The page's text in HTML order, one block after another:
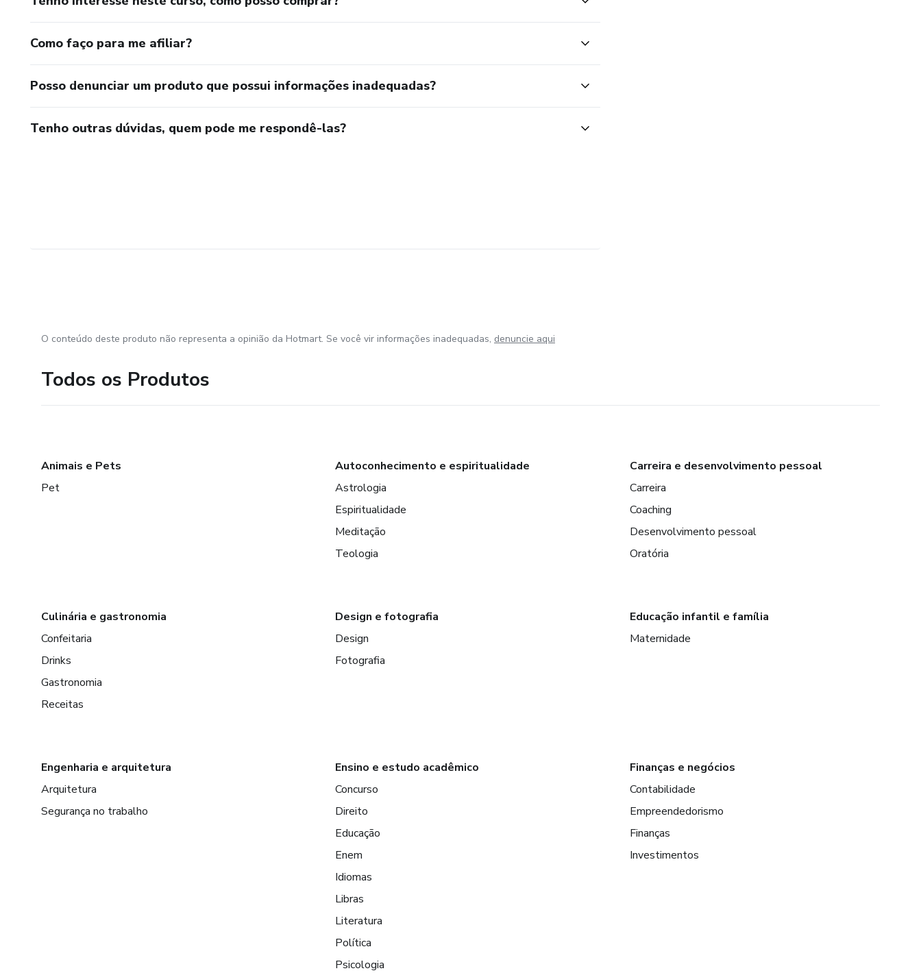
Como faço para me afiliar?
Posso denunciar um produto que possui informações inadequadas?
Tenho outras dúvidas, quem pode me respondê-las?
O conteúdo deste produto não representa a opinião da Hotmart. Se você vir informações inadequadas, denuncie aqui
Todos os Produtos
Animais e Pets
Pet
Autoconhecimento e espiritualidade
Astrologia
Espiritualidade
Meditação
Teologia
Carreira e desenvolvimento pessoal
Carreira
Coaching
Desenvolvimento pessoal
Oratória
Culinária e gastronomia
Confeitaria
Drinks
Gastronomia
Receitas
Design e fotografia
Design
Fotografia
Educação infantil e família
Maternidade
Engenharia e arquitetura
Arquitetura
Segurança no trabalho
Ensino e estudo acadêmico
Concurso
Direito
Educação
Enem
Idiomas
Libras
Literatura
Política
Psicologia
Finanças e negócios
Contabilidade
Empreendedorismo
Finanças
Investimentos